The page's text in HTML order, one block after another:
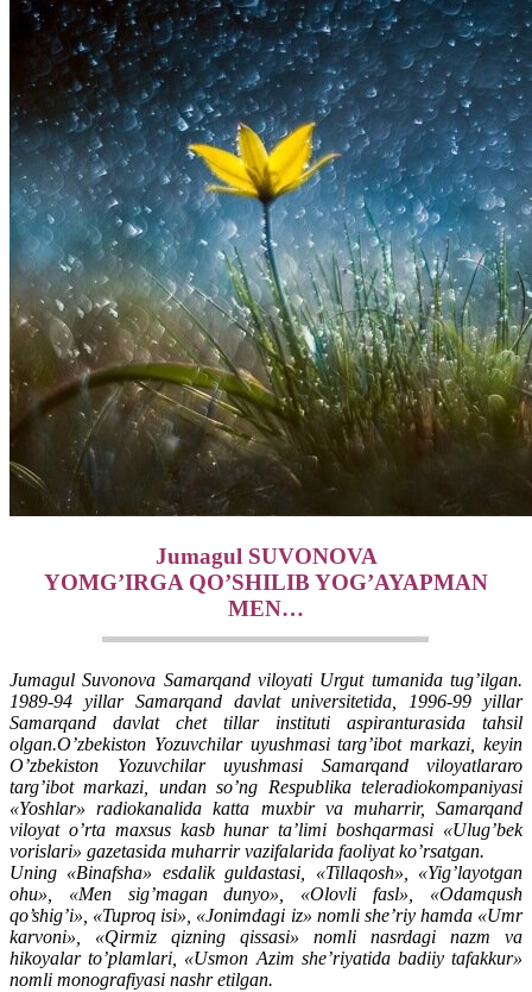
Jumagul SUVONOVA
YOMG’IRGA QO’SHILIB YOG’AYAPMAN
MEN…
Jumagul Suvonova Samarqand viloyati Urgut tumanida tug’ilgan.
1989-94 yillar Samarqand davlat universitetida, 1996-99 yillar
Samarqand davlat chet tillar instituti aspiranturasida tahsil
olgan.O’zbekiston Yozuvchilar uyushmasi targ’ibot markazi, keyin
O’zbekiston Yozuvchilar uyushmasi Samarqand viloyatlararo
targ’ibot markazi, undan so’ng Respublika teleradiokompaniyasi
«Yoshlar» radiokanalida katta muxbir va muharrir, Samarqand
viloyat o’rta maxsus kasb hunar ta’limi boshqarmasi «Ulug’bek
vorislari» gazetasida muharrir vazifalarida faoliyat ko’rsatgan.
Uning «Binafsha» esdalik guldastasi, «Tillaqosh», «Yig’layotgan
ohu», «Men sig’magan dunyo», «Olovli fasl», «Odamqush
qo’shig’i», «Tuproq isi», «Jonimdagi iz» nomli she’riy hamda «Umr
karvoni», «Qirmiz qizning qissasi» nomli nasrdagi nazm va
hikoyalar to’plamlari, «Usmon Azim she’riyatida badiiy tafakkur»
nomli monografiyasi nashr etilgan.